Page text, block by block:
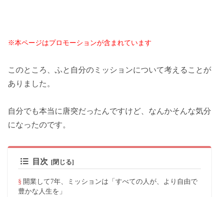
※本ページはプロモーションが含まれています
このところ、ふと自分のミッションについて考えることが
ありました。
自分でも本当に唐突だったんですけど、なんかそんな気分
になったのです。
目次
開業して7年、ミッションは「すべての人が、より自由で
豊かな人生を」